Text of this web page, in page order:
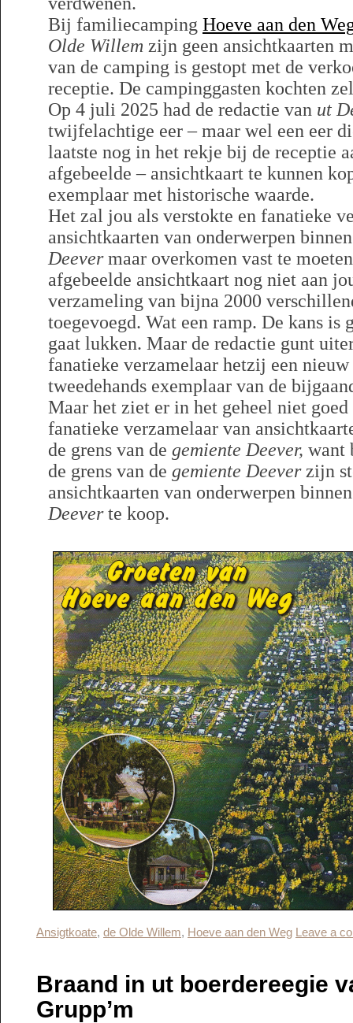
Bij familiecamping Hoeve aan den
Olde Willem zijn geen ansichtkaarten
van de camping is gestopt met de
receptie. De campinggasten kochten
Op 4 juli 2025 had de redactie van ut
twijfelachtige eer – maar wel een eer
laatste nog in het rekje bij de receptie
afgebeelde – ansichtkaart te kunnen
exemplaar met historische waarde.
Het zal jou als verstokte en fanatieke
ansichtkaarten van onderwerpen
Deevermaar overkomen vast te
afgebeelde ansichtkaart nog niet aan
verzameling van bijna 2000
toegevoegd. Wat een ramp. De kans is
gaat lukken. Maar de redactie gunt
fanatieke verzamelaar hetzij een
tweedehands exemplaar van de
Maar het ziet er in het geheel niet
fanatieke verzamelaar van
de grens van de gemiente Deever, want
de grens van de gemiente Deeverzijn
ansichtkaarten van onderwerpen
Deeverte koop.
Ansigtkoate, de Olde Willem, Hoeve aan den Weg Leave a
Braand in ut boerdereegie
Grupp’m